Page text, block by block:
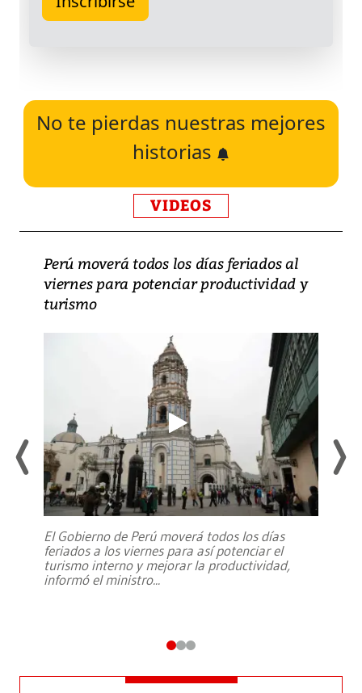
No te pierdas nuestras mejores
historias
VIDEOS
Perú moverá todos los días feriados al
viernes para potenciar productividad y
turismo
El Gobierno de Perú moverá todos los días
feriados a los viernes para así potenciar el
turismo interno y mejorar la productividad,
informó el ministro...